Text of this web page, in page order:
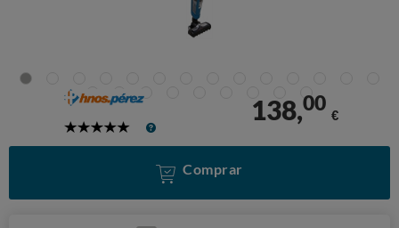
5
138,00
€
Comprar